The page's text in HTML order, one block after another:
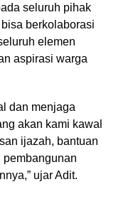
seluruh pihak
berkolaborasi
elemen
aspirasi warga
dan menjaga
akan kami kawal
ijazah, bantuan
pembangunan
ujar Adit.